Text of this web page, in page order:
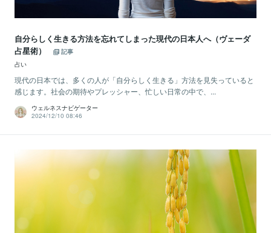
自分らしく生きる方法を忘れてしまった現代の日本人へ（ヴェーダ
占星術）
記事
占い
現代の日本では、多くの人が「自分らしく生きる」方法を見失っていると
感じます。社会の期待やプレッシャー、忙しい日常の中で、...
ウェルネスナビゲーター
2024/12/10 08:46